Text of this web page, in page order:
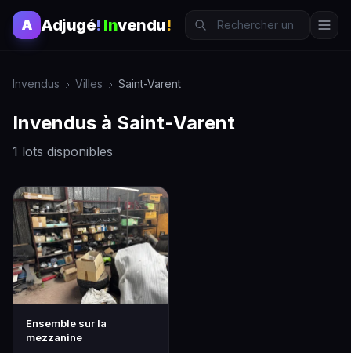
A Adjugé! Invendu!
Invendus Villes Saint-Varent
Invendus à Saint-Varent
1 lots disponibles
Ensemble sur la
mezzanine